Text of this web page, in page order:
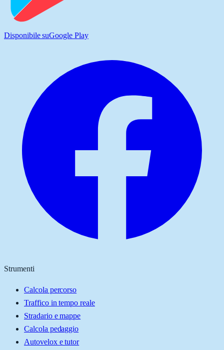
Disponibile suGoogle Play
Strumenti
Calcola percorso
Traffico in tempo reale
Stradario e mappe
Calcola pedaggio
Autovelox e tutor